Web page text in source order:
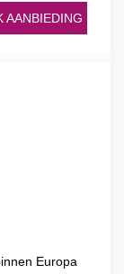
AANBIEDING
Europa